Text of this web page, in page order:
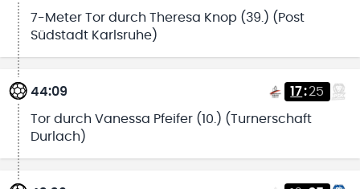
7-Meter Tor durch Theresa Knop (39.) (Post
Südstadt Karlsruhe)
44:09 17:25
Tor durch Vanessa Pfeifer (10.) (Turnerschaft
Durlach)